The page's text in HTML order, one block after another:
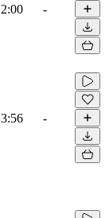
2:00 -
3:56 -